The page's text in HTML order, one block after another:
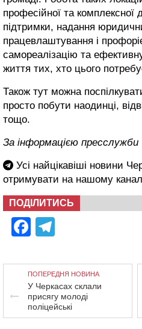
професійної та комплексної
підтримки, надання
працевлаштування і
самореалізацію та
життя тих, хто цього
Також тут можна
просто побути наодинці,
тощо.
За інформацією пресслужби
Усі найцікавіші новини
отримувати на нашому
ПОДІЛИТИСЬ
Facebook
ПОПЕРЕДНЯ НОВИНА
У Черкасах склали
присягу молоді
поліцейські